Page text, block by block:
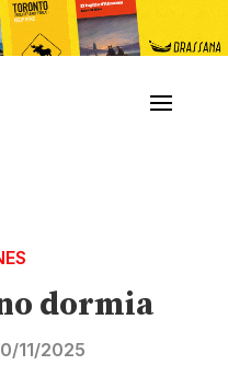
dormia
11/2025